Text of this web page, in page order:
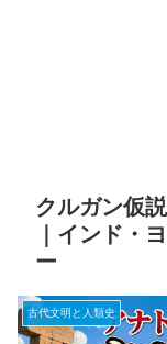
クルガン仮
｜インド・
ー
古代文明と人類史